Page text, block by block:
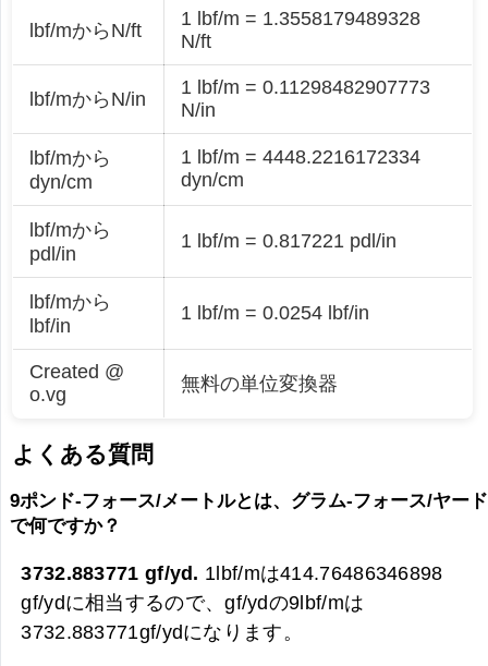
lbf/mからN/ft
1 lbf/m = 1.3558179489328
N/ft
lbf/mからN/in
1 lbf/m = 0.11298482907773
N/in
lbf/mから
dyn/cm
1 lbf/m = 4448.2216172334
dyn/cm
lbf/mから
pdl/in
1 lbf/m = 0.817221 pdl/in
lbf/mから
lbf/in
1 lbf/m = 0.0254 lbf/in
Created @
o.vg
無料の単位変換器
よくある質問
9ポンド-フォース/メートルとは、グラム-フォース/ヤード
で何ですか？
3732.883771 gf/yd. 1lbf/mは414.76486346898
gf/ydに相当するので、gf/ydの9lbf/mは
3732.883771gf/ydになります。